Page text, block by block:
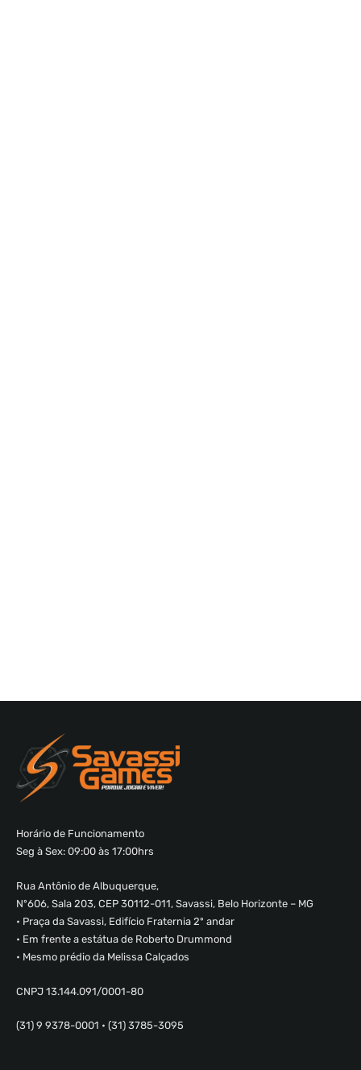
Horário de Funcionamento
Seg à Sex: 09:00 às 17:00hrs
Rua Antônio de Albuquerque,
Nº606, Sala 203, CEP 30112-011, Savassi, Belo Horizonte – MG
• Praça da Savassi, Edifício Fraternia 2º andar
• Em frente a estátua de Roberto Drummond
• Mesmo prédio da Melissa Calçados
CNPJ 13.144.091/0001-80
(31) 9 9378-0001 • (31) 3785-3095